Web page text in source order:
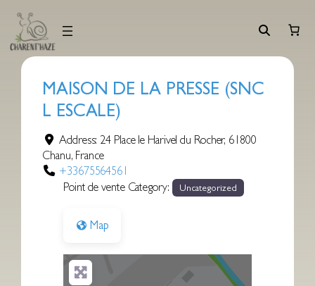
contenu
MAISON DE LA PRESSE (SNC
L ESCALE)
Address: 24 Place le Harivel du Rocher, 61800
Chanu, France
+33675564561
Point de vente Category:
Uncategorized
Map